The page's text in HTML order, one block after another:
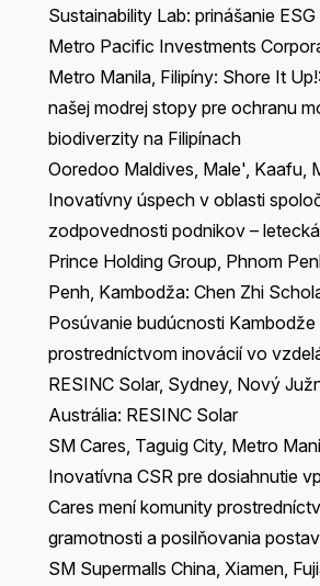
Sustainability Lab: prinášanie
Metro Pacific Investments
Metro Manila, Filipíny: Shore It
našej modrej stopy pre ochranu
biodiverzity na Filipínach
Ooredoo Maldives, Male', Kaafu,
Inovatívny úspech v oblasti
zodpovednosti podnikov –
Prince Holding Group, Phnom
Penh, Kambodža: Chen Zhi
Posúvanie budúcnosti Kambodže
prostredníctvom inovácií vo
RESINC Solar, Sydney, Nový
Austrália: RESINC Solar
SM Cares, Taguig City, Metro
Inovatívna CSR pre dosiahnutie
Cares mení komunity
gramotnosti a posilňovania
SM Supermalls China, Xiamen,